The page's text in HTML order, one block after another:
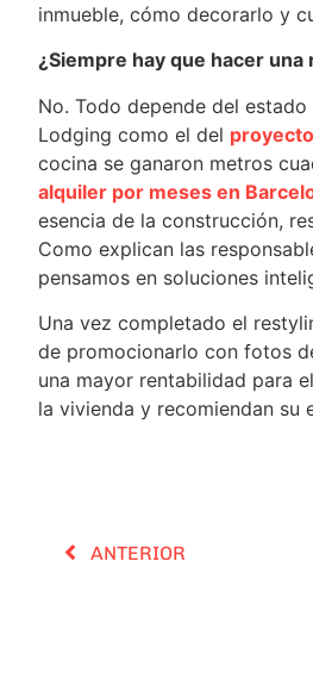
inmueble, cómo decorarlo y
¿Siempre hay que hacer
No. Todo depende del
Lodging como el del
cocina se ganaron metros
alquiler por meses en
esencia de la construcción,
Como explican las
pensamos en soluciones
Una vez completado el
de promocionarlo con fotos
una mayor rentabilidad para
la vivienda y recomiendan su
ANTERIOR